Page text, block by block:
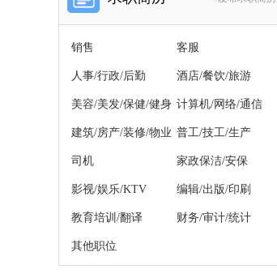
销售 客服
人事/行政/后勤 酒店/餐饮/旅游
美容/美发/保健/健身 计算机/网络/通信
建筑/房产/装修/物业 普工/技工/生产
司机 家政保洁/安保
影视/娱乐/KTV 编辑/出版/印刷
教育培训/翻译 财务/审计/统计
其他职位